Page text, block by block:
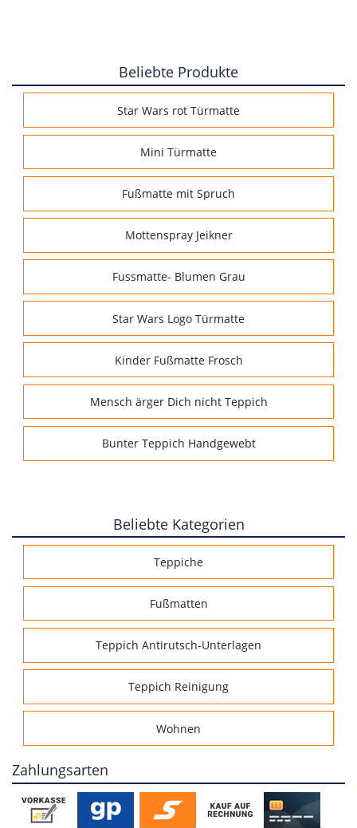
Beliebte Produkte
Star Wars rot Türmatte
Mini Türmatte
Fußmatte mit Spruch
Mottenspray Jeikner
Fussmatte- Blumen Grau
Star Wars Logo Türmatte
Kinder Fußmatte Frosch
Mensch ärger Dich nicht Teppich
Bunter Teppich Handgewebt
Beliebte Kategorien
Teppiche
Fußmatten
Teppich Antirutsch-Unterlagen
Teppich Reinigung
Wohnen
Zahlungsarten